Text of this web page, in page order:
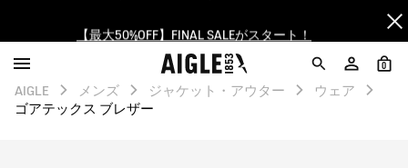
ログイン/会員登録で送料＆返品無料
AIGLE CLUB ポイントサービス終了のお知らせ
0
AIGLE メンズ ジャケット・アウター
ウェア
ゴアテックス ブレザー